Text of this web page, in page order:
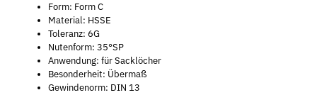
Form: Form C
Material: HSSE
Toleranz: 6G
Nutenform: 35°SP
Anwendung: für Sacklöcher
Besonderheit: Übermaß
Gewindenorm: DIN 13